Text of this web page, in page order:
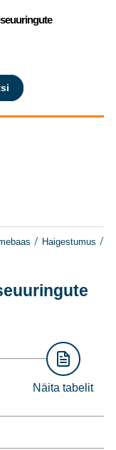
/ Haigestumus /
Näita tabelit